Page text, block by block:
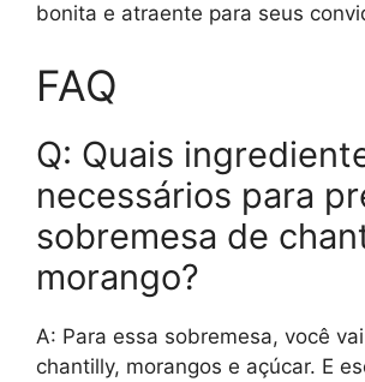
bonita e atraente para seus
FAQ
Q: Quais
necessários para
sobremesa de
morango?
A: Para essa sobremesa, você
chantilly, morangos e açúcar. E